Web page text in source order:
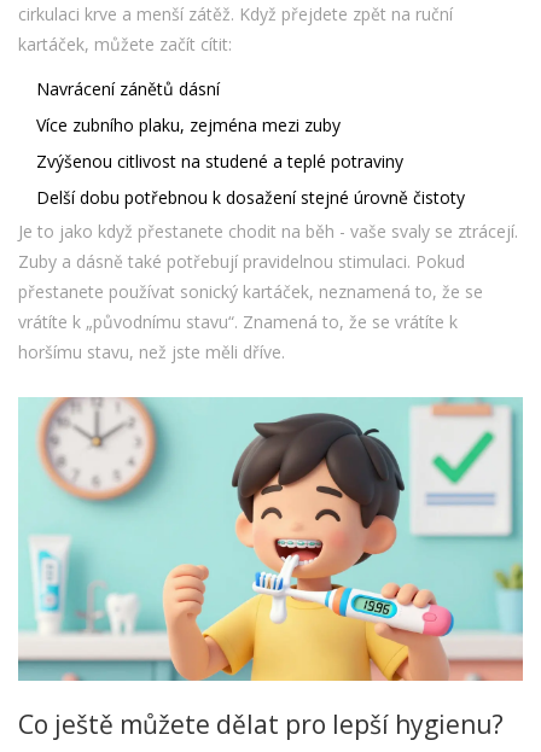
cirkulaci krve a menší zátěž. Když přejdete zpět na ruční
kartáček, můžete začít cítit:
Navrácení zánětů dásní
Více zubního plaku, zejména mezi zuby
Zvýšenou citlivost na studené a teplé potraviny
Delší dobu potřebnou k dosažení stejné úrovně čistoty
Je to jako když přestanete chodit na běh - vaše svaly se ztrácejí.
Zuby a dásně také potřebují pravidelnou stimulaci. Pokud
přestanete používat sonický kartáček, neznamená to, že se
vrátíte k „původnímu stavu“. Znamená to, že se vrátíte k
horšímu stavu, než jste měli dříve.
Co ještě můžete dělat pro lepší hygienu?